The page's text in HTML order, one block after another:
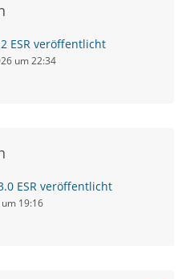
ESR veröffentlicht
um 22:34
ESR veröffentlicht
um 19:16